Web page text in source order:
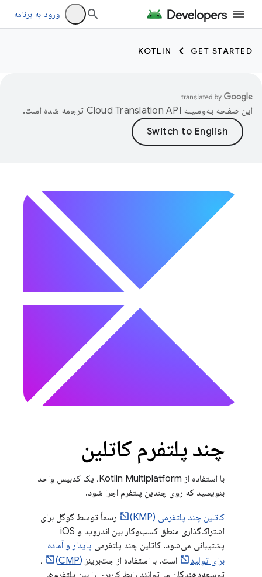
ورود به برنامه
GET STARTED
KOTLIN
این صفحه به‌وسیله ترجمه شده است.
چند پلتفرم کاتلین
با استفاده از Kotlin Multiplatform، یک کدبیس واحد
بنویسید که روی چندین پلتفرم اجرا شود.
کاتلین چند پلتفرمی (KMP)
رسماً توسط گوگل برای
اشتراک‌گذاری منطق کسب‌وکار بین اندروید و iOS
پشتیبانی می‌شود. کاتلین چند پلتفرمی پایدار و آماده
برای تولید
است. با استفاده از جت‌برینز (CMP)
،
توسعه‌دهندگان می‌توانند رابط کاربری را بین پلتفرم‌ها